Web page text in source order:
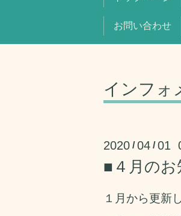
お問い合わせ
インフォ
2020 /04 /01
■４月のお
１月から更新